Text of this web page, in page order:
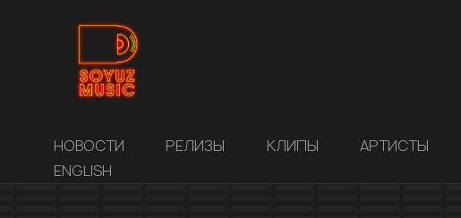
НОВОСТИ РЕЛИЗЫ КЛИПЫ АРТИСТЫ
ENGLISH